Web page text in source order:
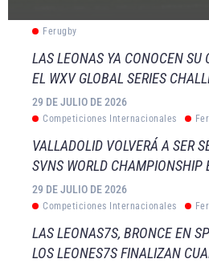
Ferugby
LAS LEONAS YA CONOCEN SU
EL WXV GLOBAL SERIES
29 DE JULIO DE 2026
Competiciones Internacionales
VALLADOLID VOLVERÁ A SER
SVNS WORLD CHAMPIONSHIP
29 DE JULIO DE 2026
Competiciones Internacionales
LAS LEONAS7S, BRONCE EN
LOS LEONES7S FINALIZAN